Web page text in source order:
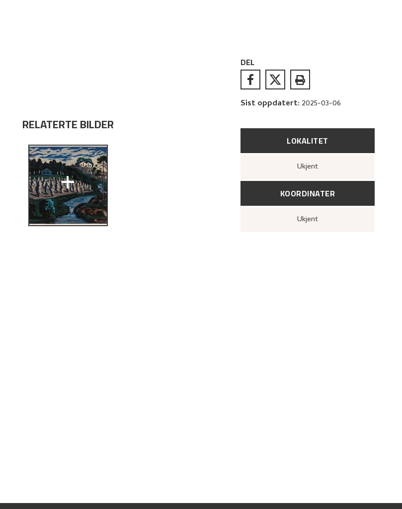
RELATERTE BILDER
+
DEL
Sist oppdatert: 2025-03-06
LOKALITET
Ukjent
KOORDINATER
Ukjent